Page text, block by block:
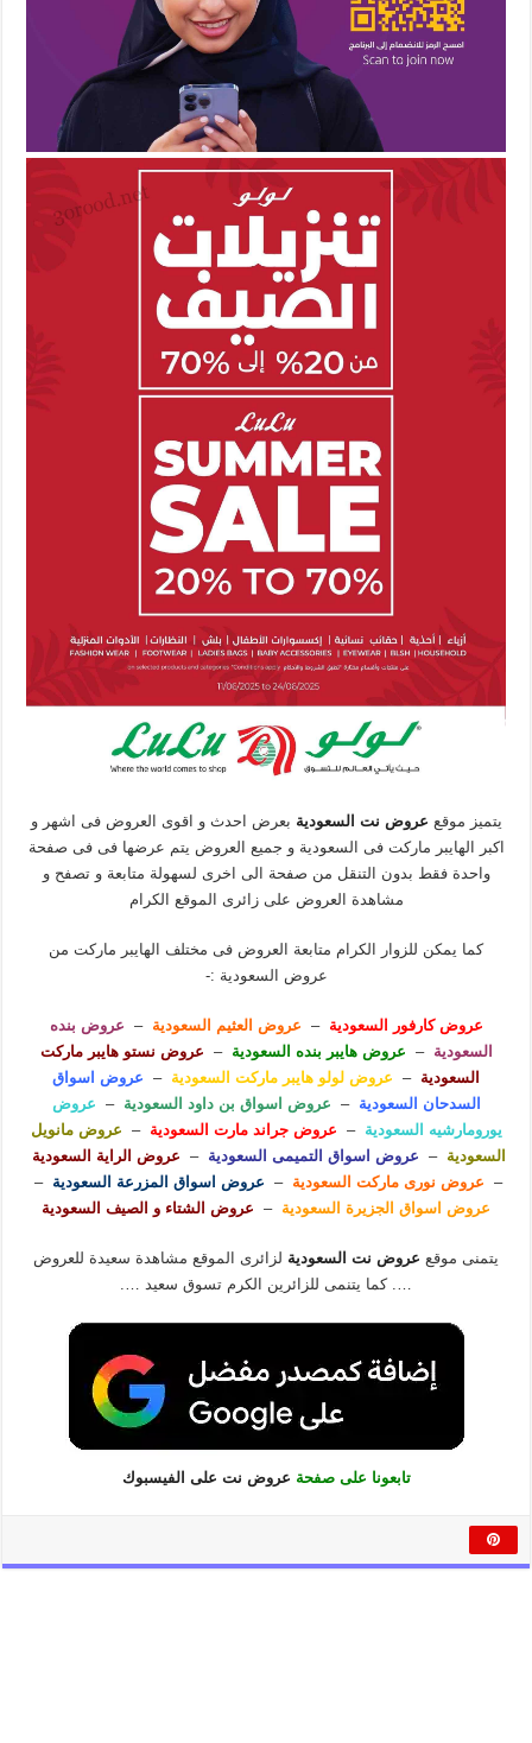
يتميز موقع عروض نت السعوديةبعرض احدث و اقوى العروض فى اشهر و
اكبر الهايبر ماركت فى السعودية و جميع العروض يتم عرضها فى فى صفحة
واحدة فقط بدون التنقل من صفحة الى اخرى لسهولة متابعة و تصفح و
مشاهدة العروض على زائرى الموقع الكرام
كما يمكن للزوار الكرام متابعة العروض فى مختلف الهايبر ماركت من
عروض السعودية :-
عروض كارفور السعودية – عروض العثيم السعودية –
عروض بنده
السعودية – عروض هايبر بنده السعودية –
عروض نستو هايبر ماركت
السعودية – عروض لولو هايبر ماركت السعودية –
عروض اسواق
السدحان السعودية – عروض اسواق بن داود السعودية –
عروض
يورومارشيه السعودية – عروض جراند مارت السعودية –
عروض مانويل
السعودية – عروض اسواق التميمى السعودية –
عروض الراية السعودية
–
عروض نورى ماركت السعودية – عروض اسواق المزرعة السعودية –
عروض اسواق الجزيرة السعودية – عروض الشتاء و الصيف السعودية
يتمنى موقع عروض نت السعوديةلزائرى الموقع مشاهدة سعيدة للعروض
…. كما يتنمى للزائرين الكرم تسوق سعيد ….
تابعونا على صفحة عروض نت على الفيسبوك